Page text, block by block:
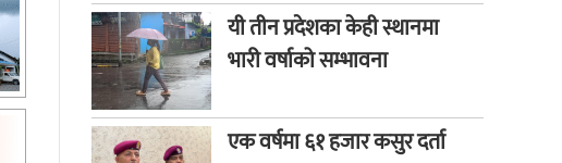
यी तीन प्रदेशका केही स्थानमा
भारी वर्षाको सम्भावना
एक वर्षमा ६१ हजार कसुर दर्ता